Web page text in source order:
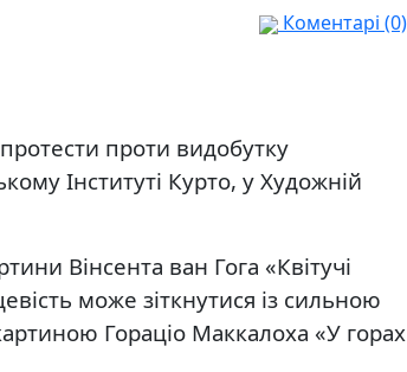
Коментарі (0)
проти видобутку
Інституті Курто, у Художній
Вінсента ван Гога «Квітучі
може зіткнутися із сильною
Гораціо Маккалоха «У горах